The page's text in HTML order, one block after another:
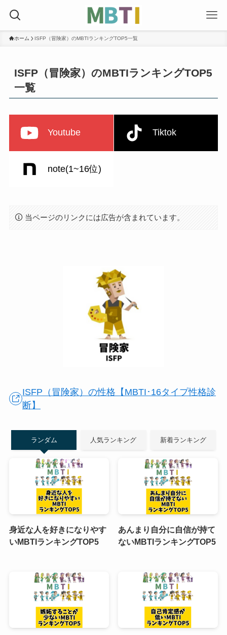
ホーム ISFP（冒険家）のMBTIランキングTOP5一覧
ISFP（冒険家）のMBTIランキングTOP5
一覧
Youtube Tiktok
note(1~16位)
当ページのリンクには広告が含まれています。
ISFP（冒険家）の性格【MBTI･16タイプ性格診
断】
ランダム 人気ランキング 新着ランキング
身近な人を好きになりやす
いMBTIランキングTOP5
あんまり自分に自信が持て
ないMBTIランキングTOP5